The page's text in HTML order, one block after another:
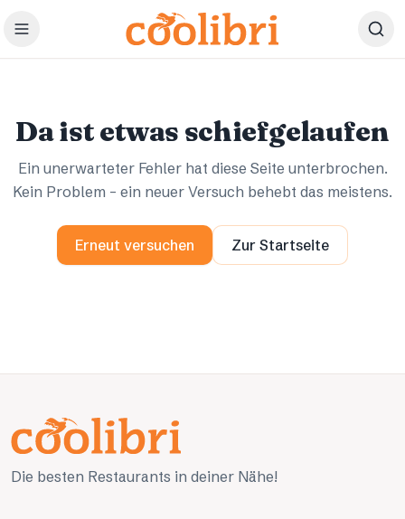
Zum Hauptinhalt springen
Da ist etwas schiefgelaufen
Ein unerwarteter Fehler hat diese Seite unterbrochen.
Kein Problem – ein neuer Versuch behebt das meistens.
Erneut versuchen Zur Startseite
Die besten Restaurants in deiner Nähe!